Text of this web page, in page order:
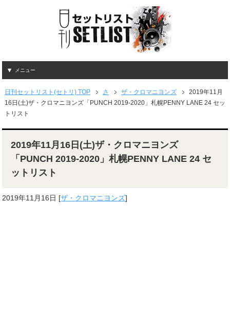
メニュー
日刊セットリスト(セトリ) TOP さ ザ・クロマニヨンズ
2019年11月
16日(土)ザ・クロマニヨンズ「PUNCH 2019-2020」札幌PENNY LANE 24 セッ
トリスト
2019年11月16日(土)ザ・クロマニヨンズ
「PUNCH 2019-2020」札幌PENNY LANE 24 セ
ットリスト
2019年11月16日 [ザ・クロマニヨンズ]